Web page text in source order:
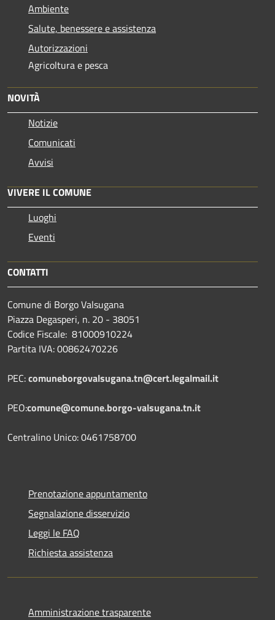
Ambiente
Salute, benessere e assistenza
Autorizzazioni
Agricoltura e pesca
NOVITÀ
Notizie
Comunicati
Avvisi
VIVERE IL COMUNE
Luoghi
Eventi
CONTATTI
Comune di Borgo Valsugana
Piazza Degasperi, n. 20 - 38051
Codice Fiscale: 81000910224
Partita IVA: 00862470226
PEC:comuneborgovalsugana.tn@cert.legalmail.it
PEO:comune@comune.borgo-valsugana.tn.it
Centralino Unico: 0461758700
Prenotazione appuntamento
Segnalazione disservizio
Leggi le FAQ
Richiesta assistenza
Amministrazione trasparente